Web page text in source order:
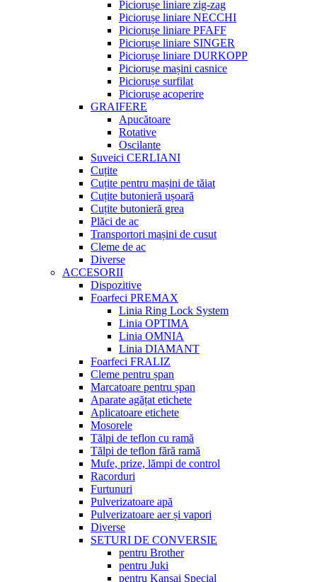
Piciorușe liniare zig-zag
Piciorușe liniare NECCHI
Piciorușe liniare PFAFF
Piciorușe liniare SINGER
Piciorușe liniare DURKOPP
Piciorușe mașini casnice
Piciorușe surfilat
Piciorușe acoperire
GRAIFERE
Apucătoare
Rotative
Oscilante
Suveici CERLIANI
Cuțite
Cuțite pentru mașini de tăiat
Cuțite butonieră ușoară
Cuțite butonieră grea
Plăci de ac
Transportori mașini de cusut
Cleme de ac
Diverse
ACCESORII
Dispozitive
Foarfeci PREMAX
Linia Ring Lock System
Linia OPTIMA
Linia OMNIA
Linia DIAMANT
Foarfeci FRALIZ
Cleme pentru șpan
Marcatoare pentru șpan
Aparate agățat etichete
Aplicatoare etichete
Mosorele
Tălpi de teflon cu ramă
Tălpi de teflon fără ramă
Mufe, prize, lămpi de control
Racorduri
Furtunuri
Pulverizatoare apă
Pulverizatoare aer și vapori
Diverse
SETURI DE CONVERSIE
pentru Brother
pentru Juki
pentru Kansai Special